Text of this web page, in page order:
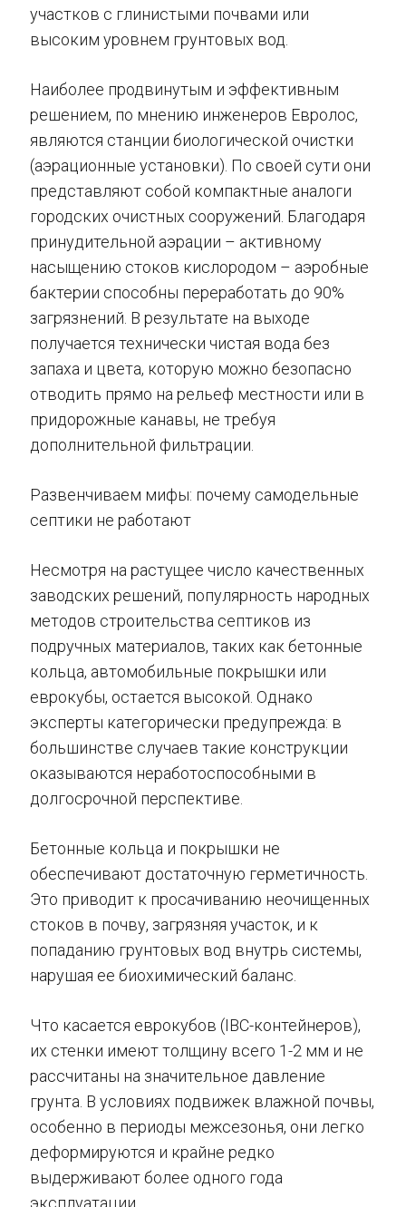
участков с глинистыми почвами или
высоким уровнем грунтовых вод.
Наиболее продвинутым и эффективным
решением, по мнению инженеров Евролос,
являются станции биологической очистки
(аэрационные установки). По своей сути они
представляют собой компактные аналоги
городских очистных сооружений. Благодаря
принудительной аэрации – активному
насыщению стоков кислородом – аэробные
бактерии способны переработать до 90%
загрязнений. В результате на выходе
получается технически чистая вода без
запаха и цвета, которую можно безопасно
отводить прямо на рельеф местности или в
придорожные канавы, не требуя
дополнительной фильтрации.
Развенчиваем мифы: почему самодельные
септики не работают
Несмотря на растущее число качественных
заводских решений, популярность народных
методов строительства септиков из
подручных материалов, таких как бетонные
кольца, автомобильные покрышки или
еврокубы, остается высокой. Однако
эксперты категорически предупрежда: в
большинстве случаев такие конструкции
оказываются неработоспособными в
долгосрочной перспективе.
Бетонные кольца и покрышки не
обеспечивают достаточную герметичность.
Это приводит к просачиванию неочищенных
стоков в почву, загрязняя участок, и к
попаданию грунтовых вод внутрь системы,
нарушая ее биохимический баланс.
Что касается еврокубов (IBC-контейнеров),
их стенки имеют толщину всего 1-2 мм и не
рассчитаны на значительное давление
грунта. В условиях подвижек влажной почвы,
особенно в периоды межсезонья, они легко
деформируются и крайне редко
выдерживают более одного года
эксплуатации.